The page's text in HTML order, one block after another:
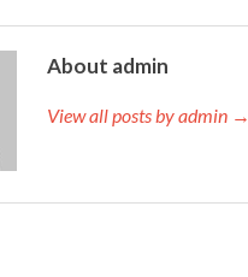
About admin
View all posts by admin →